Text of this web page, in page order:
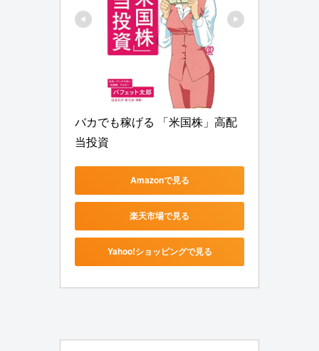
バカでも稼げる 「米国株」高配
当投資
Amazonで見る
楽天市場で見る
Yahoo!ショッピングで見る